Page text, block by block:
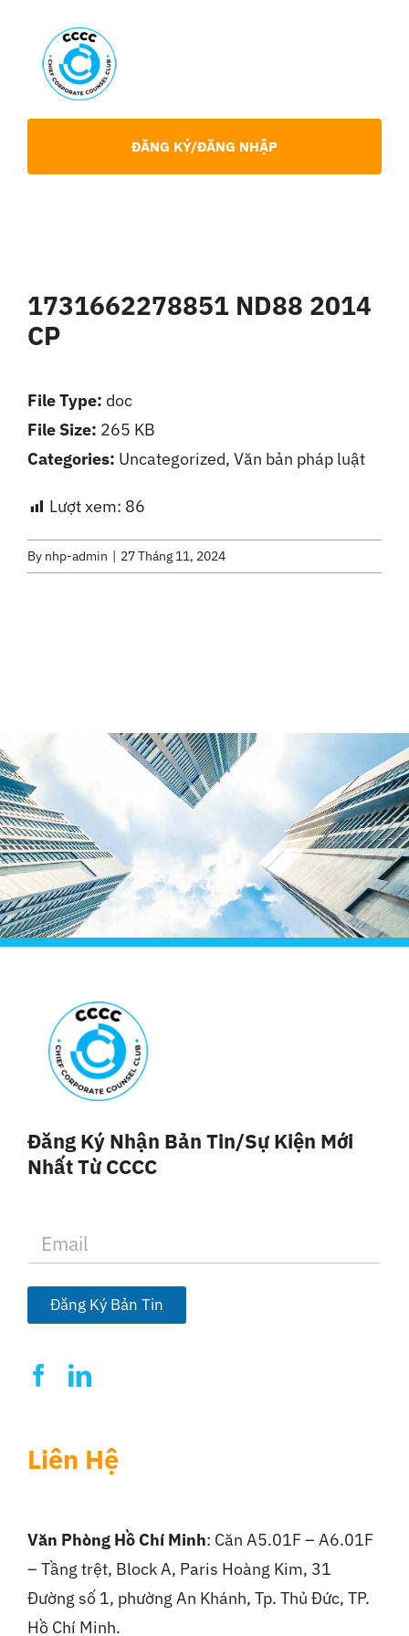
content
Chia Sẻ Chuyên Môn
Liên Hệ
ĐĂNG KÝ/ĐĂNG NHẬP
1731662278851 ND88 2014
CP
Lượt xem: 86
File Type: doc
File Size: 265 KB
Categories: Uncategorized, Văn bản pháp luật
By nhp-admin 27 Tháng 11, 2024
Đăng Ký Nhận Bản Tin/sự Kiện Mới
Nhất Từ CCCC
a
i
*
Đăng Ký Bản Tin
Liên Hệ
Văn Phòng Hồ Chí Minh: Căn A5.01F – A6.01F
– Tầng trệt, Block A, Paris Hoàng Kim, 31
Đường số 1, phường An Khánh, Tp. Thủ Đức, TP.
Hồ Chí Minh.